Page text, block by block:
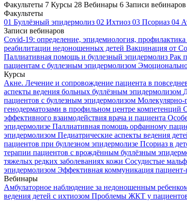
Факультеты 7 Курсы 28 Вебинары 6 Записи вебинаров
Факультеты
01 Буллёзный эпидермолиз 02 Ихтиоз 03 Псориаз 04
Записи вебинаров
Covid-19: определение, эпидемиология, профилактика
реабилитации недоношенных детей Вакцинация от
Паллиативная помощь и буллезный эпидермолиз Рак
пациентам с буллезным эпидермолизом
Курсы
Акне. Лечение и сопровождение пациента в
аспекты ведения больных буллёзным эпидермолизом
пациентов с буллезным эпидермолизом Молекулярно-
генодерматозами в профильном центре компетенций
эффективного взаимодействия врача и пациента
эпидермолизе Паллиативная помощь орфанному
эпидермолизом Педиатрические аспекты ведения
пациентов при буллезном эпидермолизе Псориаз в
терапии пациентов с врождённым буллёзным
тяжелых редких заболеваниях кожи Сосудистые
эпидермолизом Эффективная коммуникация пациент-
Вебинары
Амбулаторное наблюдение за недоношенным
ведения детей с ихтиозом Проблемы ЖКТ у